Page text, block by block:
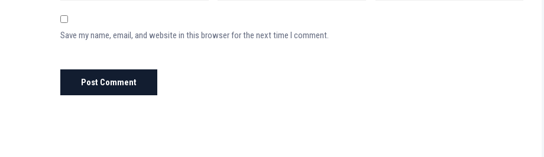
Save my name, email, and website in this browser for the next time I comment.